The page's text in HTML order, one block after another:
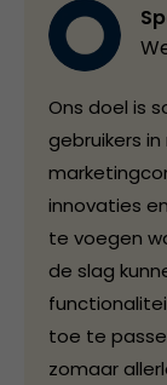
Ons doel is
gebruikers
innovaties
te voegen
de slag
toe te
zomaar